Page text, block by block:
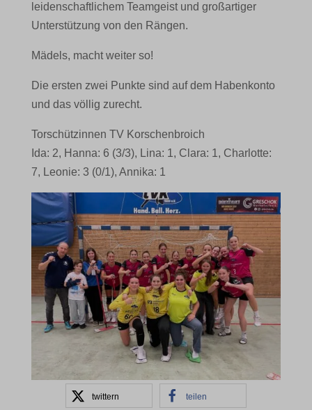
leidenschaftlichem Teamgeist und großartiger
Unterstützung von den Rängen.
Mädels, macht weiter so!
Die ersten zwei Punkte sind auf dem Habenkonto
und das völlig zurecht.
Torschützinnen TV Korschenbroich
Ida: 2, Hanna: 6 (3/3), Lina: 1, Clara: 1, Charlotte:
7, Leonie: 3 (0/1), Annika: 1
twittern teilen